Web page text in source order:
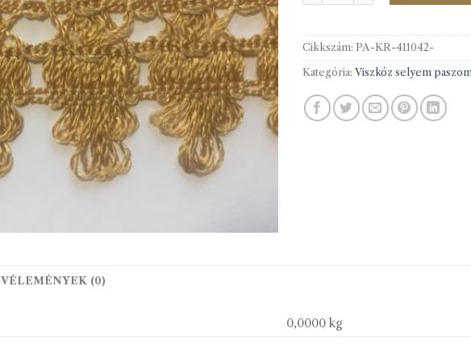
Cikkszám: PA-KR-411042-
Kategória: Viszkóz selyem
VÉLEMÉNYEK (0)
0,0000 kg